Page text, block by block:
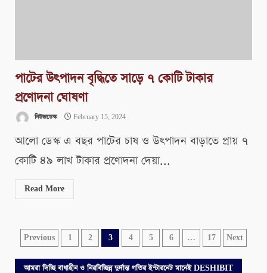
পাটের উৎপাদন বৃদ্ধিতে সাড়ে ৭ কোটি টাকার
প্রণোদনা ঘোষণা
নিউজডেস্ক February 15, 2024
আলো ডেস্ক এ বছর পাটের চাষ ও উৎপাদন বাড়াতে প্রায় ৭
কোটি ৪৯ লাখ টাকার প্রণোদনা দেয়া...
Read More
Posts
pagination
Previous 1 2 3 4 5 6 … 17 Next
আমরা দিচ্ছি বাধাহীন ও নিরবিচ্ছিন্ন দুর্দান্ত গতির ইন্টারনেট মানেই DESHIBIT